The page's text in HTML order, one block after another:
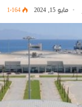
مايو 15, 2024 1٬164